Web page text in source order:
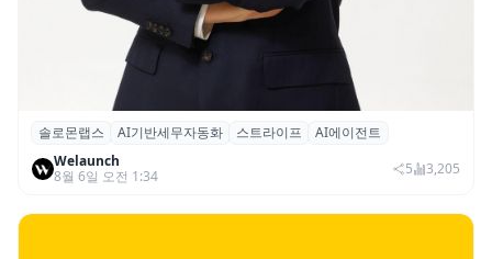
솔로몬랩스, 스트라이프 출신 이창헌 영입…
절세 전략 AI 에이전트 개발 본격화
솔로몬랩스 AI기반세무자동화 스트라이프
AI에이전트
Welaunch
8월 6일 오전 1:34
5 3,205